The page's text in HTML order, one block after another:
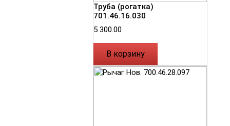
Труба (рогатка)
701.46.16.030
5 300.00
В корзину